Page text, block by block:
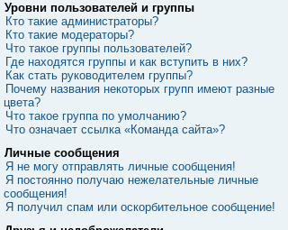
Уровни пользователей и группы
Кто такие администраторы?
Кто такие модераторы?
Что такое группы пользователей?
Где находятся группы и как вступить в них?
Как стать руководителем группы?
Почему названия некоторых групп имеют разные
цвета?
Что такое группа по умолчанию?
Что означает ссылка «Команда сайта»?
Личные сообщения
Я не могу отправлять личные сообщения!
Я постоянно получаю нежелательные личные
сообщения!
Я получил спам или оскорбительное сообщение!